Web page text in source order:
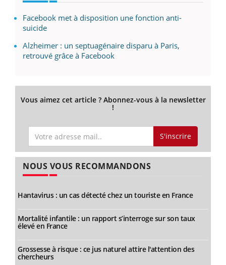
Facebook met à disposition une fonction anti-
suicide
Alzheimer : un septuagénaire disparu à Paris,
retrouvé grâce à Facebook
Vous aimez cet article ? Abonnez-vous à la newsletter
!
S'inscrire
NOUS VOUS RECOMMANDONS
Hantavirus : un cas détecté chez un touriste en France
Mortalité infantile : un rapport s’interroge sur son taux
élevé en France
Grossesse à risque : ce jus naturel attire l'attention des
chercheurs